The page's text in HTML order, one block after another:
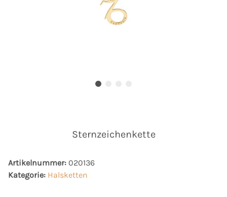
Sternzeichenkette
Artikelnummer: 020136
Kategorie: Halsketten